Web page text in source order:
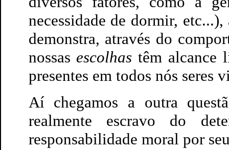
necessidade de dormir,
demonstra, através do
nossas escolhas têm alcance
presentes em todos nós seres
Aí chegamos a outra
realmente escravo do
responsabilidade moral por